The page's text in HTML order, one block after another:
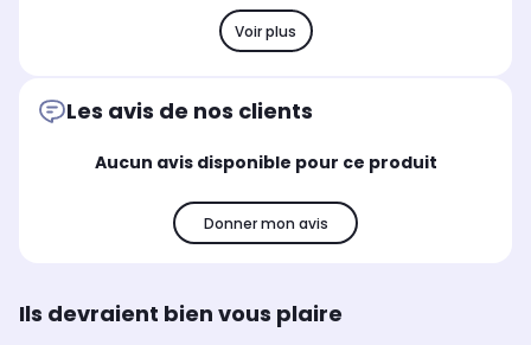
Voir plus
Les avis de nos clients
Aucun avis disponible pour ce produit
Donner mon avis
Ils devraient bien vous plaire